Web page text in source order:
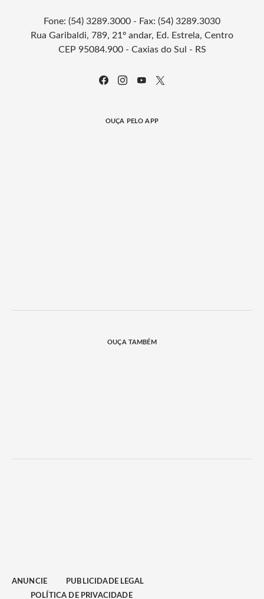
Fone: (54) 3289.3000 - Fax: (54) 3289.3030
Rua Garibaldi, 789, 21º andar, Ed. Estrela, Centro
CEP 95084.900 - Caxias do Sul - RS
OUÇA PELO APP
OUÇA TAMBÉM
ANUNCIE
PUBLICIDADE LEGAL
POLÍTICA DE PRIVACIDADE